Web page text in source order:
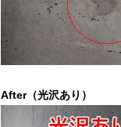
After（光沢あり）